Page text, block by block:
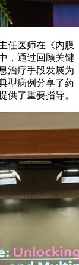
任医师在《内膜
，通过回顾关键
治疗手段发展为
型病例分享了药
供了重要指导。